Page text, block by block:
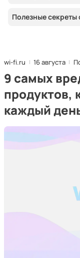
Полезные
wi-fi.ru 16 августа
9 самых
продуктов,
каждый